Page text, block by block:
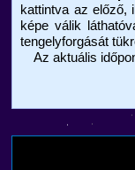
kattintva az előző,
képe válik
tengelyforgását
Az aktuális